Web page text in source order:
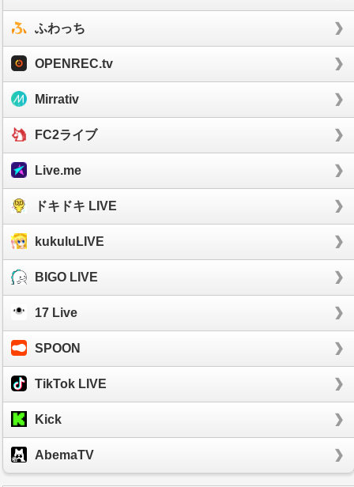
ふわっち
OPENREC.tv
Mirrativ
FC2ライブ
Live.me
ドキドキ LIVE
kukuluLIVE
BIGO LIVE
17 Live
SPOON
TikTok LIVE
Kick
AbemaTV